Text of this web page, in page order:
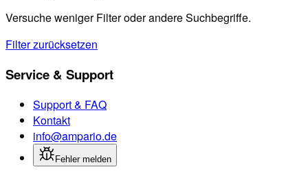
Versuche weniger Filter oder andere Suchbegriffe.
Filter zurücksetzen
Service & Support
Support & FAQ
Kontakt
info@ampario.de
Fehler melden